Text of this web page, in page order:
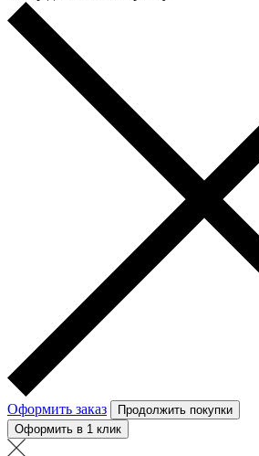
Оформить заказ
Продолжить покупки
Оформить в 1 клик